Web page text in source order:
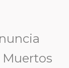
Muertos